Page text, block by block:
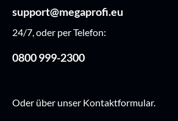
support@megaprofi.eu
24/7, oder per Telefon:
0800 999-2300
Oder über unser Kontaktformular.